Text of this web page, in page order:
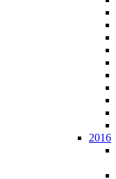
2016